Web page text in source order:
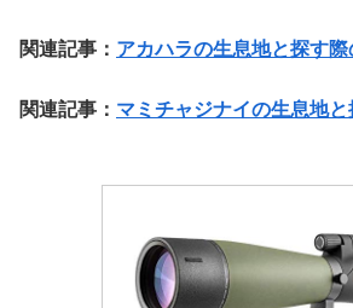
関連記事： アカハラの生息地と探す際
関連記事 ： マミチャジナイの生息地